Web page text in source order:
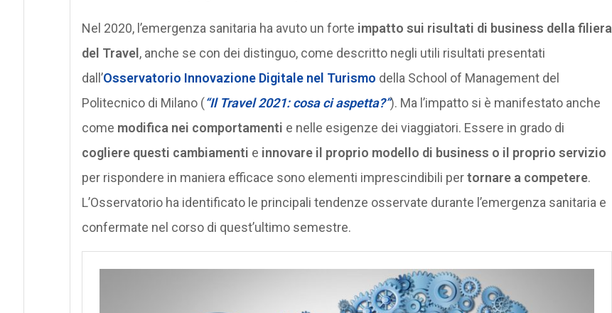
Nel 2020, l’emergenza sanitaria ha avuto un forte impatto sui risultati di business della filiera
del Travel, anche se con dei distinguo, come descritto negli utili risultati presentati
dall’Osservatorio Innovazione Digitale nel Turismo della School of Management del
Politecnico di Milano (“Il Travel 2021: cosa ci aspetta?”). Ma l’impatto si è manifestato anche
come modifica nei comportamenti e nelle esigenze dei viaggiatori. Essere in grado di
cogliere questi cambiamenti e innovare il proprio modello di business o il proprio servizio
per rispondere in maniera efficace sono elementi imprescindibili pertornare a competere.
L’Osservatorio ha identificato le principali tendenze osservate durante l’emergenza sanitaria e
confermate nel corso di quest’ultimo semestre.